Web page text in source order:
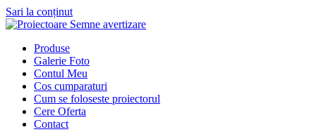
Sari la conținut
Produse
Galerie Foto
Contul Meu
Cos cumparaturi
Cum se foloseste proiectorul
Cere Oferta
Contact